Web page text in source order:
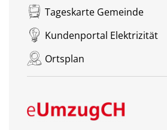
Tageskarte Gemeinde
Kundenportal Elektrizität
Ortsplan